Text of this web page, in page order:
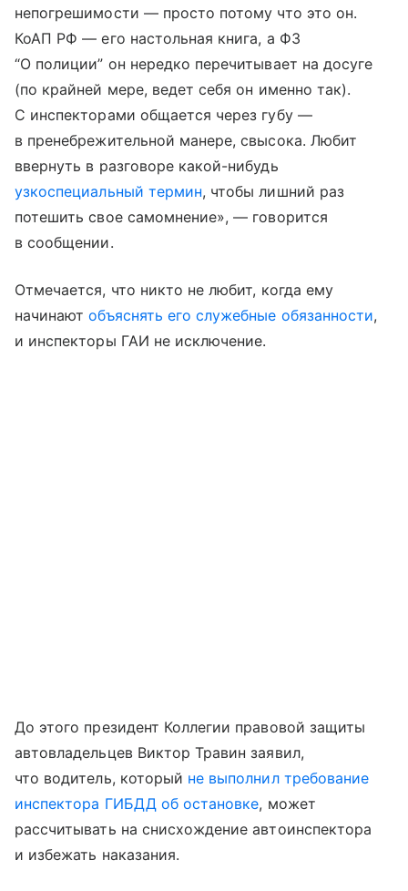
непогрешимости — просто потому что это он.
КоАП РФ — его настольная книга, а ФЗ
“О полиции” он нередко перечитывает на досуге
(по крайней мере, ведет себя он именно так).
С инспекторами общается через губу —
в пренебрежительной манере, свысока. Любит
ввернуть в разговоре какой-нибудь
узкоспециальный термин, чтобы лишний раз
потешить свое самомнение», — говорится
в сообщении.
Отмечается, что никто не любит, когда ему
начинаютобъяснять его служебные обязанности,
и инспекторы ГАИ не исключение.
До этого президент Коллегии правовой защиты
автовладельцев Виктор Травин заявил,
что водитель, который не выполнил требование
инспектора ГИБДД об остановке, может
рассчитывать на снисхождение автоинспектора
и избежать наказания.